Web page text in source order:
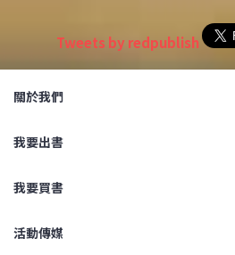
Tweets by redpublish
關於我們
我要出書
我要買書
活動傳媒